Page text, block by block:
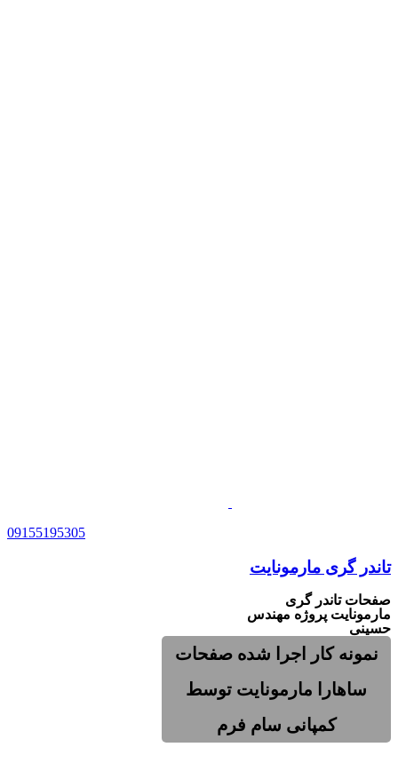
09155195305
تاندر گری مارمونایت
صفحات تاندر گری
مارمونایت پروژه مهندس
حسینی
نمونه کار اجرا شده صفحات
ساهارا مارمونایت توسط
کمپانی سام فرم